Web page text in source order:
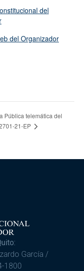
del
del Organizador
Pública telemática del
21-EP
García /
1800